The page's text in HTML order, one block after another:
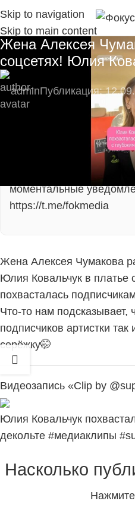
Skip to navigation
Skip to main content
Жена Алексея
соцсетях! Юлия
adminПубликация:
⚡ Будьте в числе
получите самые
Подпишитесь на наш
моментальные
https://t.me/fokmedia
Жена Алексея Чумакова
Юлия Ковальчук в платье
похвасталась
Что-то нам подсказывает,
подписчиков артистки
серёжку🤭
Видеозапись «Clip by
Юлия Ковальчук
декольте #медиаклипы
Насколько
Нажмите